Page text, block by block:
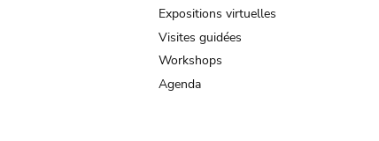
Expositions virtuelles
Visites guidées
Workshops
Agenda